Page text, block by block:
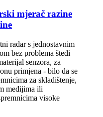
mjerač razine
radar s jednostavnim
bez problema štedi
senzora, za
primjena - bilo da se
za skladištenje,
medijima ili
visoke